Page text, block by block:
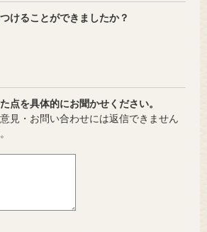
けることができましたか？
点を具体的にお聞かせください。
見・お問い合わせには返信できません